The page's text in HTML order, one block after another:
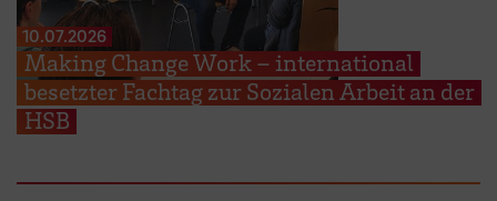
10.07.2026
Making Change Work – international
besetzter Fachtag zur Sozialen Arbeit an der
HSB